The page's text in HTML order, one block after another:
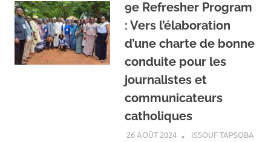
9e Refresher Program
: Vers l’élaboration
d’une charte de bonne
conduite pour les
journalistes et
communicateurs
catholiques
26 AOÛT 2024 ISSOUF TAPSOBAA